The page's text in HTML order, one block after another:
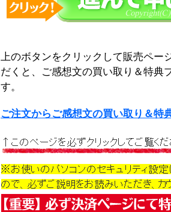
上のボタンをクリックして販売ペー
だくと、ご感想文の買い取り＆特典
す。
ご注文からご感想文の買い取り＆特